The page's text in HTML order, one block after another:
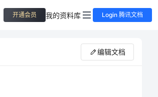
开通会员 我的资料库 Login 腾讯文档
编辑文档